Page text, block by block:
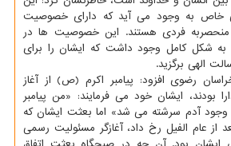
خاص به وجود می آید که دارای خصوصیت
فردی هستند. این خصوصیت ها در
به شکل کامل وجود داشت که ایشان را برای
الهی برگزید.
رضوی افزود: پیامبر اکرم (ص) از آغاز
بودند، ایشان خود می فرمایند: «من پیامبر
آدم سرشته می شد» اما بعثت ایشان که
۴۰ سال بعد از عام الفیل رخ داد، آغازگر مسئولیت رسمی